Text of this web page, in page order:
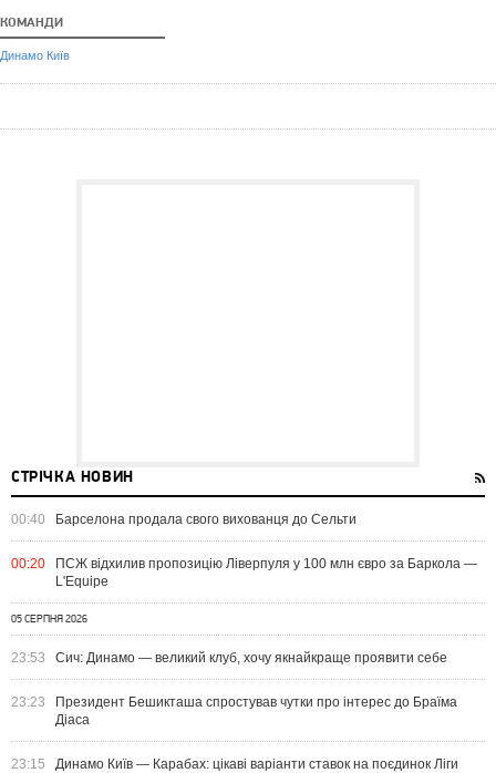
КОМАНДИ
Динамо Київ
СТРІЧКА НОВИН
00:40 Барселона продала свого вихованця до Сельти
00:20
ПСЖ відхилив пропозицію Ліверпуля у 100 млн євро за Баркола —
L'Equipe
05 СЕРПНЯ 2026
23:53 Сич: Динамо — великий клуб, хочу якнайкраще проявити себе
23:23
Президент Бешикташа спростував чутки про інтерес до Браїма
Діаса
23:15
Динамо Київ — Карабах: цікаві варіанти ставок на поєдинок Ліги